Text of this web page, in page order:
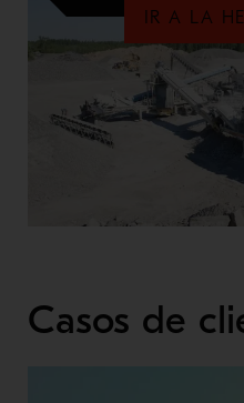
IR A LA
Casos de